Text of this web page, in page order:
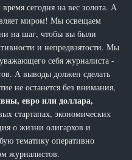
сегодня на вес золота. А
миром! Мы освещаем
ни на шаг, чтобы вы были
и непредвзятости. Мы
себя журналиста -
А выводы должен сделать
не останется без внимания,
евро или доллара,
стартапах, экономических
о жизни олигархов и
тематику оперативно
журналистов.